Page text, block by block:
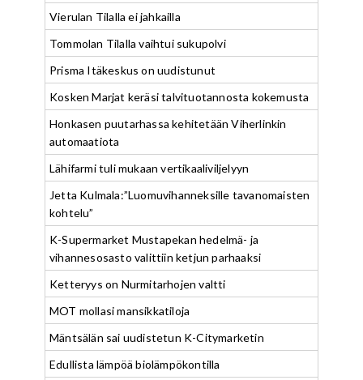
Vierulan Tilalla ei jahkailla
Tommolan Tilalla vaihtui sukupolvi
Prisma Itäkeskus on uudistunut
Kosken Marjat keräsi talvituotannosta kokemusta
Honkasen puutarhassa kehitetään Viherlinkin
automaatiota
Lähifarmi tuli mukaan vertikaaliviljelyyn
Jetta Kulmala:”Luomuvihanneksille tavanomaisten
kohtelu”
K-Supermarket Mustapekan hedelmä- ja
vihannesosasto valittiin ketjun parhaaksi
Ketteryys on Nurmitarhojen valtti
MOT mollasi mansikkatiloja
Mäntsälän sai uudistetun K-Citymarketin
Edullista lämpöä biolämpökontilla